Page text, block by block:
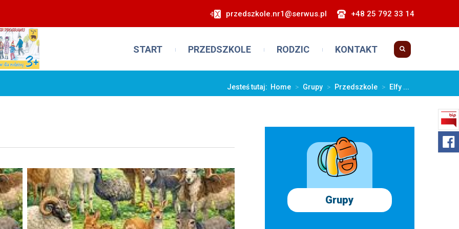
przedszkole.nr1@serwus.pl +48 25 792 33 14
START PRZEDSZKOLE RODZIC KONTAKT
Jesteś tutaj: Home > Grupy > Przedszkole > Elfy ...
Grupy